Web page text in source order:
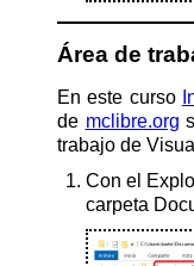
Área de
En este curso
de mclibre.org
trabajo de
Con el
carpeta